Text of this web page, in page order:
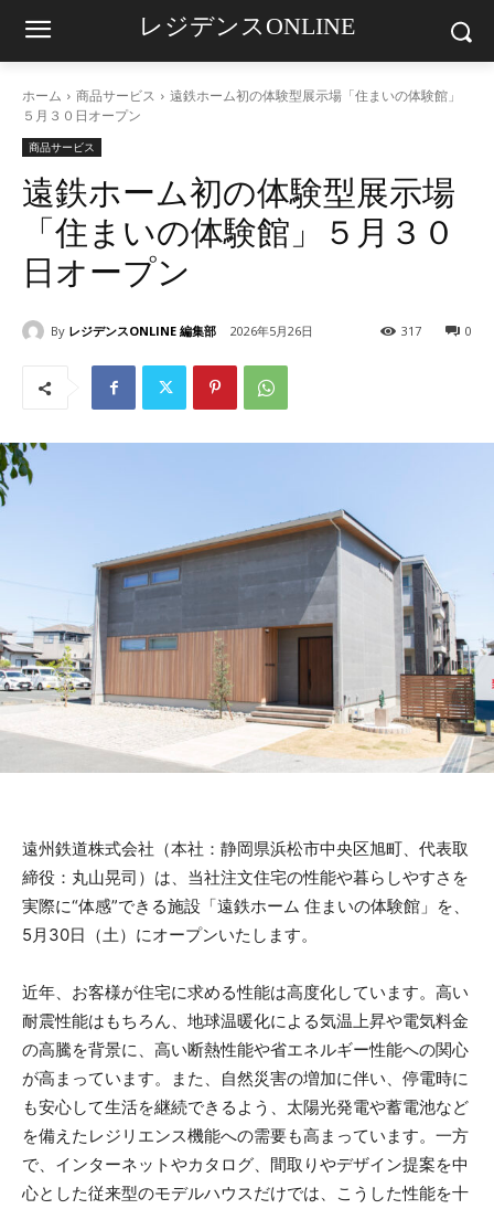
レジデンスONLINE
ホーム 商品サービス
遠鉄ホーム初の体験型展示場「住まいの体験館」
５月３０日オープン
商品サービス
遠鉄ホーム初の体験型展示場
「住まいの体験館」５月３０
日オープン
By レジデンスONLINE 編集部 2026年5月26日 0
317
遠州鉄道株式会社（本社：静岡県浜松市中央区旭町、代表取
締役：丸山晃司）は、当社注文住宅の性能や暮らしやすさを
実際に“体感”できる施設「遠鉄ホーム 住まいの体験館」を、
5月30日（土）にオープンいたします。
近年、お客様が住宅に求める性能は高度化しています。高い
耐震性能はもちろん、地球温暖化による気温上昇や電気料金
の高騰を背景に、高い断熱性能や省エネルギー性能への関心
が高まっています。また、自然災害の増加に伴い、停電時に
も安心して生活を継続できるよう、太陽光発電や蓄電池など
を備えたレジリエンス機能への需要も高まっています。一方
で、インターネットやカタログ、間取りやデザイン提案を中
心とした従来型のモデルハウスだけでは、こうした性能を十